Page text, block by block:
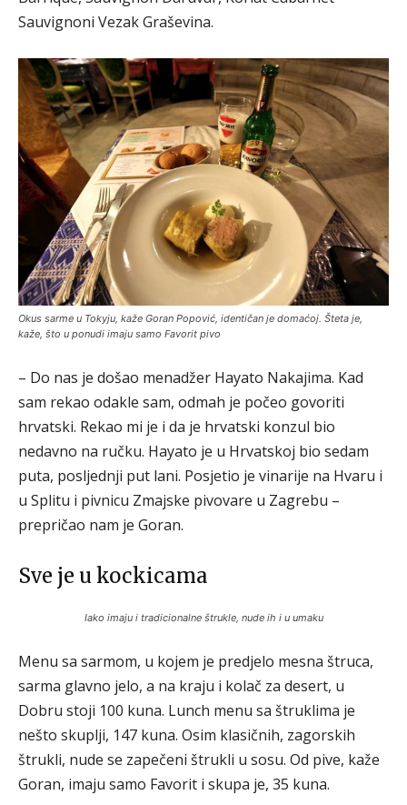
Sauvignoni Vezak Graševina.
Okus sarme u Tokyju, kaže Goran Popović, identičan je domaćoj. Šteta je,
kaže, što u ponudi imaju samo Favorit pivo
– Do nas je došao menadžer Hayato Nakajima. Kad
sam rekao odakle sam, odmah je počeo govoriti
hrvatski. Rekao mi je i da je hrvatski konzul bio
nedavno na ručku. Hayato je u Hrvatskoj bio sedam
puta, posljednji put lani. Posjetio je vinarije na Hvaru i
u Splitu i pivnicu Zmajske pivovare u Zagrebu –
prepričao nam je Goran.
Sve je u kockicama
Iako imaju i tradicionalne štrukle, nude ih i u umaku
Menu sa sarmom, u kojem je predjelo mesna štruca,
sarma glavno jelo, a na kraju i kolač za desert, u
Dobru stoji 100 kuna. Lunch menu sa štruklima je
nešto skuplji, 147 kuna. Osim klasičnih, zagorskih
štrukli, nude se zapečeni štrukli u sosu. Od pive, kaže
Goran, imaju samo Favorit i skupa je, 35 kuna.